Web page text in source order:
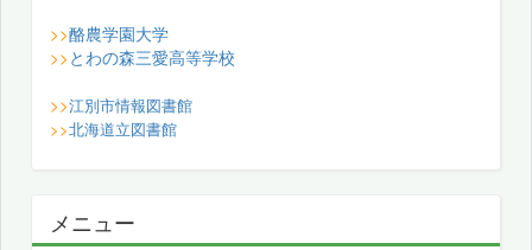
>>酪農学園大学
>> とわの森三愛高等学校
>>江別市情報図書館
>>北海道立図書館
メニュー